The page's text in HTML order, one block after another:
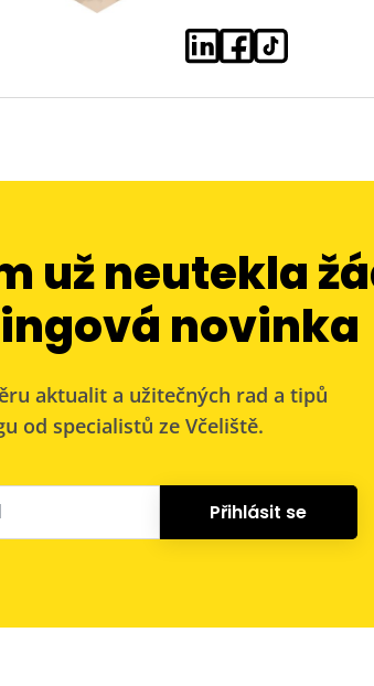
už neutekla
novinka
aktualit a užitečných rad a tipů
od specialistů ze Včeliště.
Přihlásit se